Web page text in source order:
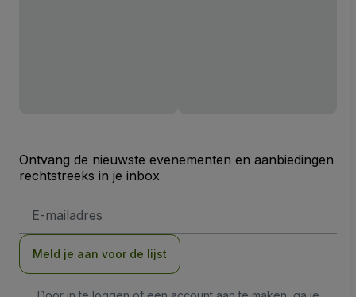
Ontvang de nieuwste evenementen en aanbiedingen
rechtstreeks in je inbox
mailadres
Meld je aan voor de lijst